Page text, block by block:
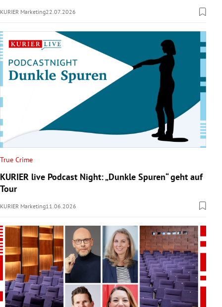
KURIER Marketing22.07.2026
True Crime
KURIER live Podcast Night: „Dunkle Spuren“ geht auf
Tour
KURIER Marketing11.06.2026